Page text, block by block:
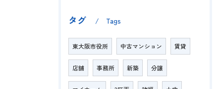
タグ Tags
東大阪市役所 中古マンション 賃貸
店舗 事務所 新築 分譲